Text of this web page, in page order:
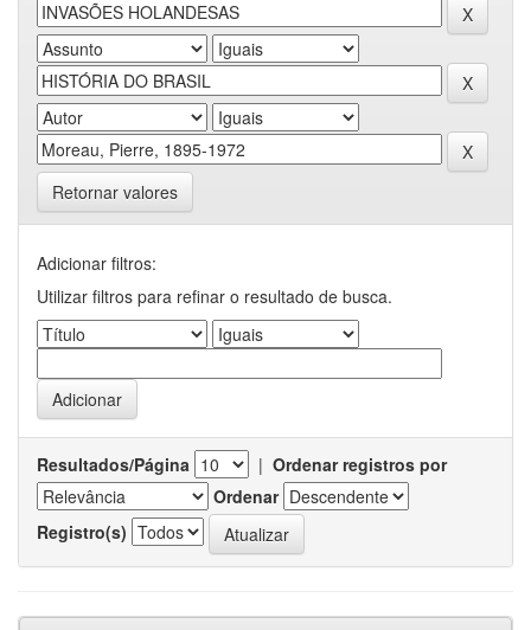
Retornar valores
Adicionar filtros:
Utilizar filtros para refinar o resultado de busca.
Resultados/Página | Ordenar registros por
Ordenar
Registro(s)